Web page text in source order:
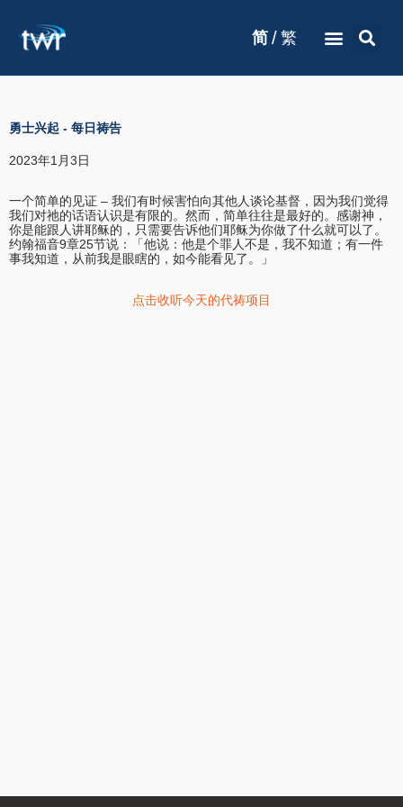
简 / 繁
勇士兴起 - 每日祷告
2023年1月3日
一个简单的见证 – 我们有时候害怕向其他人谈论基督，因为我们觉得
我们对祂的话语认识是有限的。然而，简单往往是最好的。感谢神，
你是能跟人讲耶稣的，只需要告诉他们耶稣为你做了什么就可以了。
约翰福音9章25节说：「他说：他是个罪人不是，我不知道；有一件
事我知道，从前我是眼瞎的，如今能看见了。」
点击收听今天的代祷项目